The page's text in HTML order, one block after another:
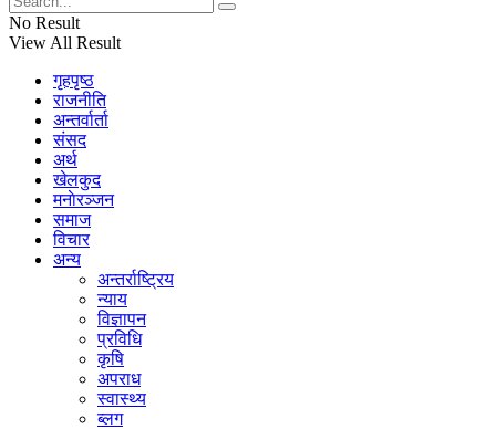
No Result
View All Result
गृहपृष्ठ
राजनीति
अन्तर्वार्ता
संसद
अर्थ
खेलकुद
मनाेरञ्जन
समाज
विचार
अन्य
अन्तर्राष्ट्रिय
न्याय
विज्ञापन
प्रविधि
कृषि
अपराध
स्वास्थ्य
ब्लग